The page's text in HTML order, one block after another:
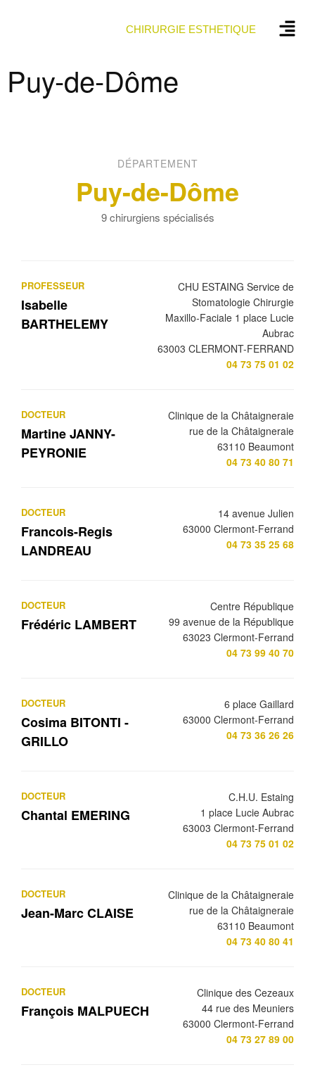
CHIRURGIE ESTHETIQUE
Puy-de-Dôme
DÉPARTEMENT
Puy-de-Dôme
9 chirurgiens spécialisés
PROFESSEUR
Isabelle
BARTHELEMY
CHU ESTAING Service de
Stomatologie Chirurgie
Maxillo-Faciale 1 place Lucie
Aubrac
63003 CLERMONT-FERRAND
04 73 75 01 02
DOCTEUR
Martine JANNY-
PEYRONIE
Clinique de la Châtaigneraie
rue de la Châtaigneraie
63110 Beaumont
04 73 40 80 71
DOCTEUR
Francois-Regis
LANDREAU
14 avenue Julien
63000 Clermont-Ferrand
04 73 35 25 68
DOCTEUR
Frédéric LAMBERT
Centre République
99 avenue de la République
63023 Clermont-Ferrand
04 73 99 40 70
DOCTEUR
Cosima BITONTI -
GRILLO
6 place Gaillard
63000 Clermont-Ferrand
04 73 36 26 26
DOCTEUR
Chantal EMERING
C.H.U. Estaing
1 place Lucie Aubrac
63003 Clermont-Ferrand
04 73 75 01 02
DOCTEUR
Jean-Marc CLAISE
Clinique de la Châtaigneraie
rue de la Châtaigneraie
63110 Beaumont
04 73 40 80 41
DOCTEUR
François MALPUECH
Clinique des Cezeaux
44 rue des Meuniers
63000 Clermont-Ferrand
04 73 27 89 00